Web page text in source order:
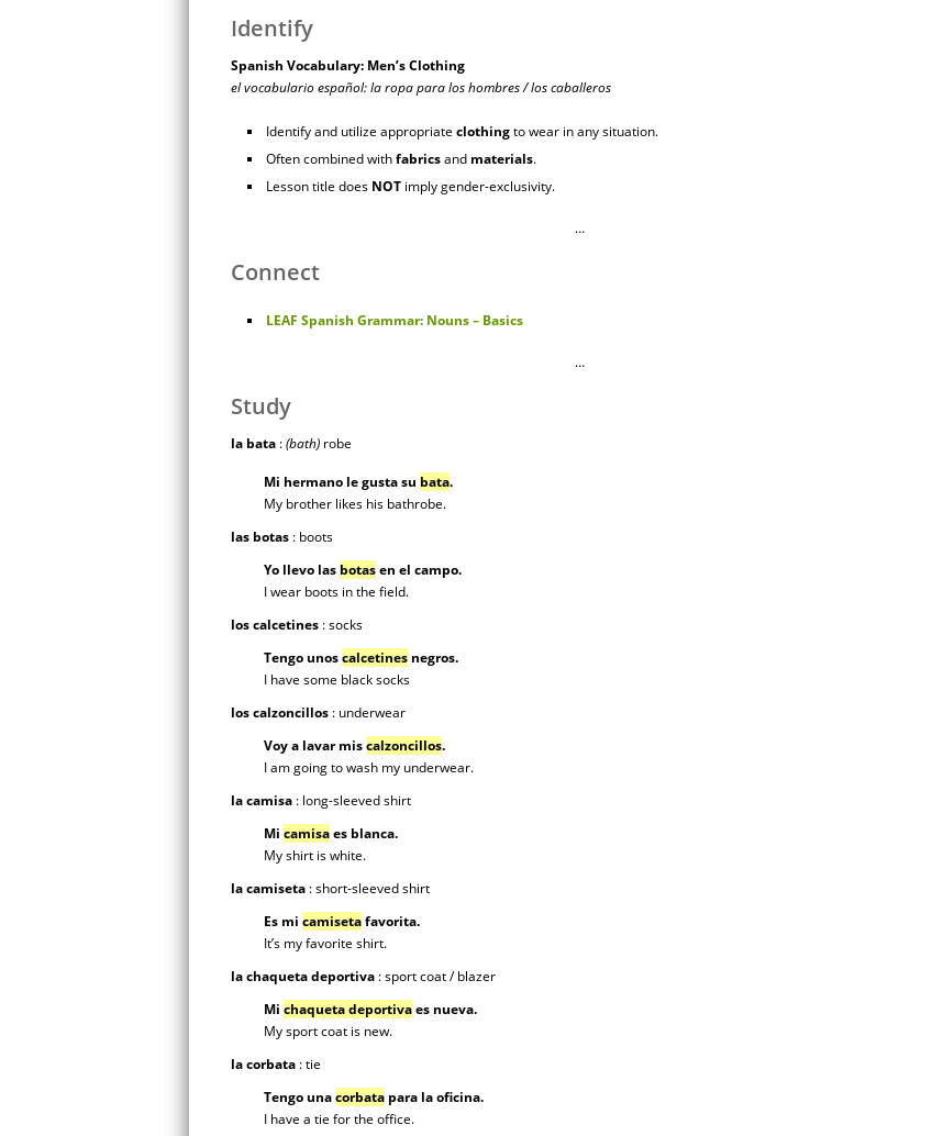
Identify
Spanish Vocabulary: Men’s Clothing
el vocabulario español: la ropa para los hombres / los caballeros
Identify and utilize appropriate clothingto wear in any situation.
Often combined withfabricsand materials.
Lesson title does NOT imply gender-exclusivity.
…
Connect
LEAF Spanish Grammar: Nouns – Basics
…
Study
la bata :(bath) robe
Mi hermano le gusta su bata.
My brother likes his bathrobe.
las botas : boots
Yo llevo las botasen el campo.
I wear boots in the field.
los calcetines : socks
Tengo unoscalcetines negros.
I have some black socks
los calzoncillos : underwear
Voy a lavar miscalzoncillos.
I am going to wash my underwear.
la camisa : long-sleeved shirt
Mi camisaes blanca.
My shirt is white.
la camiseta : short-sleeved shirt
Es mi camisetafavorita.
It’s my favorite shirt.
la chaqueta deportiva : sport coat / blazer
Mi chaqueta deportivaes nueva.
My sport coat is new.
la corbata : tie
Tengo unacorbata para la oficina.
I have a tie for the office.